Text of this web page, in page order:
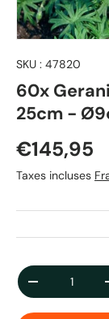
SKU : 47820
60x
25cm -
Prix
€145,95
Taxes incluses
Qté
Diminuer la